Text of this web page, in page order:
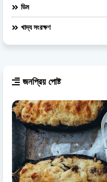
ডিম
খাদ্য সংরক্ষণ
জনপ্রিয় পোষ্ট